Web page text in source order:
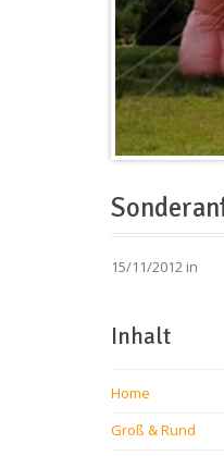
15/11/2012 in
Inhalt
Home
Groß & Rund